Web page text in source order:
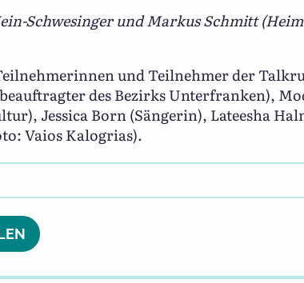
Schwesinger und Markus Schmitt
und Teilnehmer der
des Bezirks Unterfranken),
Jessica Born (Sängerin), Lateesha
Vaios Kalogrias).